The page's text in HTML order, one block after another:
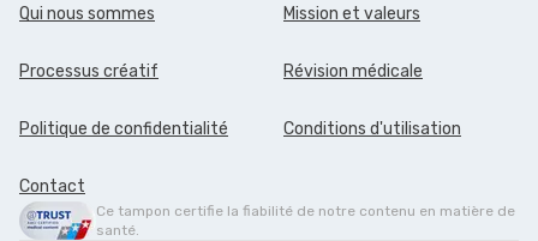
Qui nous sommes
Mission et valeurs
Processus créatif Révision médicale
Politique de confidentialité Conditions d'utilisation
Contact
Ce tampon certifie la fiabilité de notre contenu en matière de
santé.